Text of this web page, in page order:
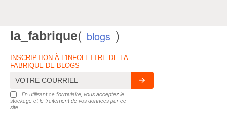
la_fabrique( blogs )
INSCRIPTION À L'INFOLETTRE DE LA
FABRIQUE DE BLOGS
En utilisant ce formulaire, vous acceptez le
stockage et le traitement de vos données par ce
site.